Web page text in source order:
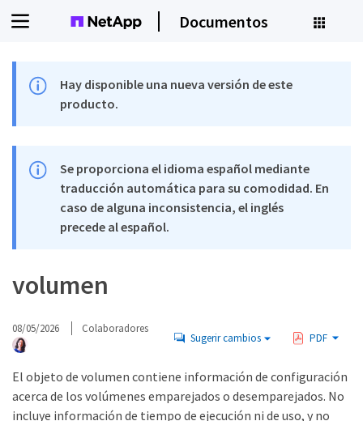
Documentos
Hay disponible una nueva versión de este
producto.
Se proporciona el idioma español mediante
traducción automática para su comodidad. En
caso de alguna inconsistencia, el inglés
precede al español.
volumen
08/05/2026 Colaboradores
Sugerir cambios PDF
El objeto de volumen contiene información de configuración
acerca de los volúmenes emparejados o desemparejados. No
incluye información de tiempo de ejecución ni de uso, y no